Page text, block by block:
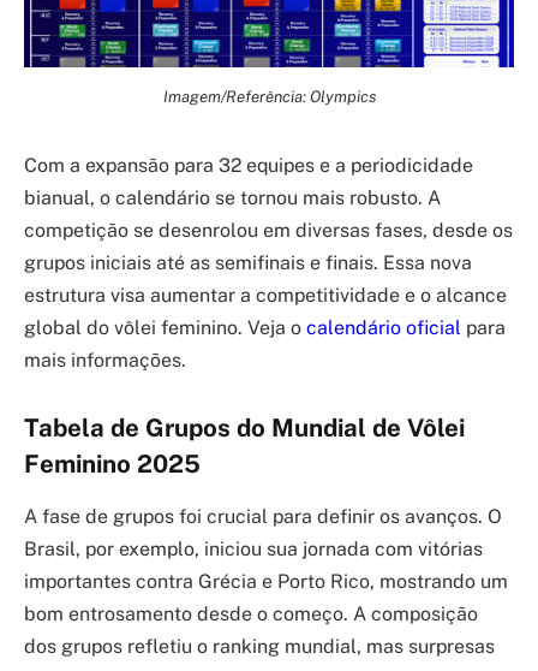
Imagem/Referência: Olympics
Com a expansão para 32 equipes e a periodicidade
bianual, o calendário se tornou mais robusto. A
competição se desenrolou em diversas fases, desde os
grupos iniciais até as semifinais e finais. Essa nova
estrutura visa aumentar a competitividade e o alcance
global do vôlei feminino. Veja o calendário oficial para
mais informações.
Tabela de Grupos do Mundial de Vôlei
Feminino 2025
A fase de grupos foi crucial para definir os avanços. O
Brasil, por exemplo, iniciou sua jornada com vitórias
importantes contra Grécia e Porto Rico, mostrando um
bom entrosamento desde o começo. A composição
dos grupos refletiu o ranking mundial, mas surpresas